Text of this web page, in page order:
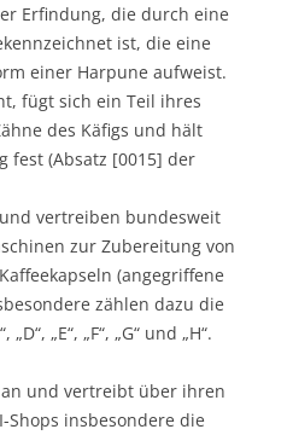
Erfindung, die durch eine
ist, die eine
einer Harpune aufweist.
fügt sich ein Teil ihres
des Käfigs und hält
fest (Absatz [0015] der
vertreiben bundesweit
zur Zubereitung von
(angegriffene
zählen dazu die
„E“, „F“, „G“ und „H“.
und vertreibt über ihren
insbesondere die